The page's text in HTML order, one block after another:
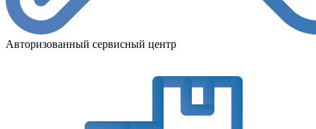
Авторизованный сервисный центр